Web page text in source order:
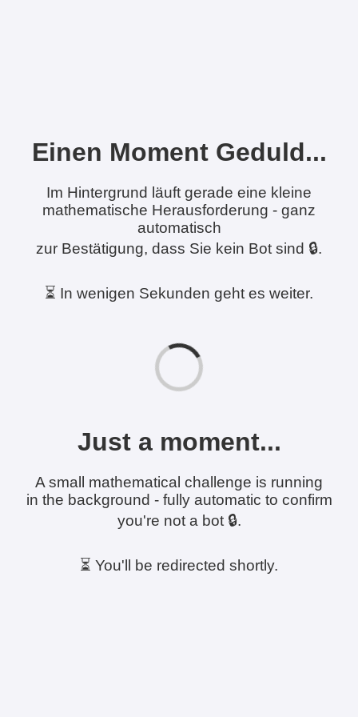
Einen Moment Geduld...
Im Hintergrund läuft gerade eine kleine
mathematische Herausforderung - ganz
automatisch
zur Bestätigung, dass Sie kein Bot sind 🔒.
⏳ In wenigen Sekunden geht es weiter.
Just a moment...
A small mathematical challenge is running
in the background - fully automatic to confirm
you're not a bot 🔒.
⏳ You'll be redirected shortly.